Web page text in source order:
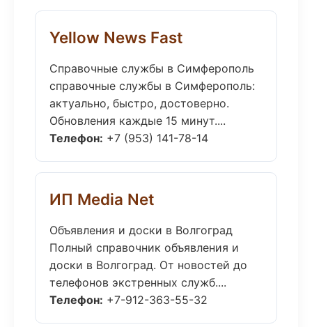
Yellow News Fast
Справочные службы в Симферополь
справочные службы в Симферополь:
актуально, быстро, достоверно.
Обновления каждые 15 минут....
Телефон: +7 (953) 141-78-14
ИП Media Net
Объявления и доски в Волгоград
Полный справочник объявления и
доски в Волгоград. От новостей до
телефонов экстренных служб....
Телефон: +7-912-363-55-32